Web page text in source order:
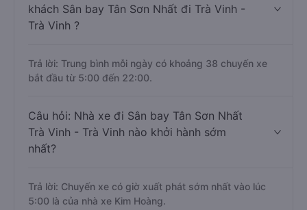
khách Sân bay Tân Sơn Nhất đi Trà Vinh -
Trà Vinh ?
Trả lời: Trung bình mỗi ngày có khoảng 38 chuyến xe
bắt đầu từ 5:00 đến 22:00.
Câu hỏi: Nhà xe đi Sân bay Tân Sơn Nhất
Trà Vinh - Trà Vinh nào khởi hành sớm
nhất?
Trả lời: Chuyến xe có giờ xuất phát sớm nhất vào lúc
5:00 là của nhà xe Kim Hoàng.